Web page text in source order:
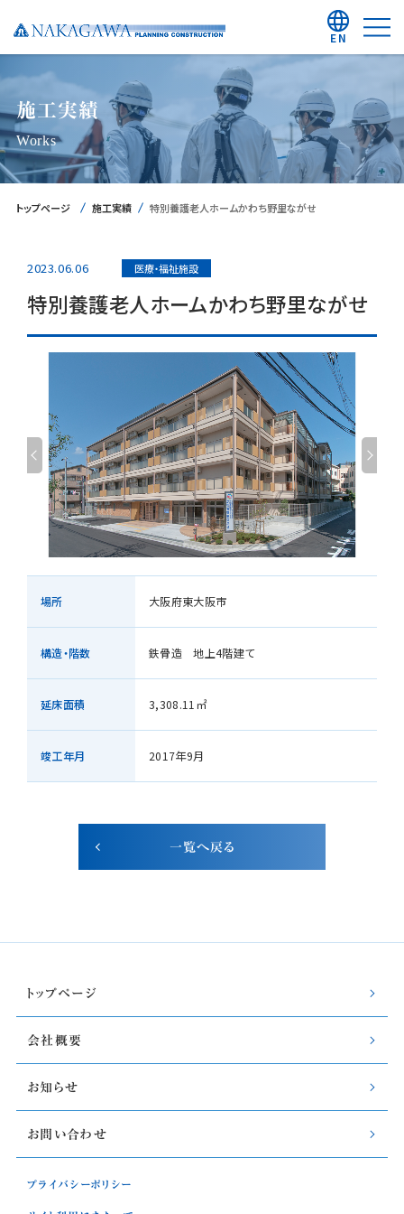
EN
施工実績
Works
トップページ 施工実績 特別養護老人ホームかわち野里ながせ
2023.06.06 医療・福祉施設
特別養護老人ホームかわち野里ながせ
場所 大阪府東大阪市
構造・階数 鉄骨造 地上4階建て
延床面積 3,308.11㎡
竣工年月 2017年9月
一覧へ戻る
トップページ
会社概要
お知らせ
お問い合わせ
プライバシーポリシー